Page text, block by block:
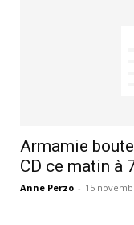
Armamie
CD ce matin à
Anne Perzo - 15